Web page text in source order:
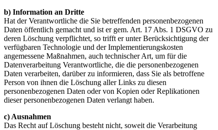
b) Information an Dritte
Hat der Verantwortliche die Sie betreffenden personenbezogenen
Daten öffentlich gemacht und ist er gem. Art. 17 Abs. 1 DSGVO zu
deren Löschung verpflichtet, so trifft er unter Berücksichtigung der
verfügbaren Technologie und der Implementierungskosten
angemessene Maßnahmen, auch technischer Art, um für die
Datenverarbeitung Verantwortliche, die die personenbezogenen
Daten verarbeiten, darüber zu informieren, dass Sie als betroffene
Person von ihnen die Löschung aller Links zu diesen
personenbezogenen Daten oder von Kopien oder Replikationen
dieser personenbezogenen Daten verlangt haben.
c) Ausnahmen
Das Recht auf Löschung besteht nicht, soweit die Verarbeitung